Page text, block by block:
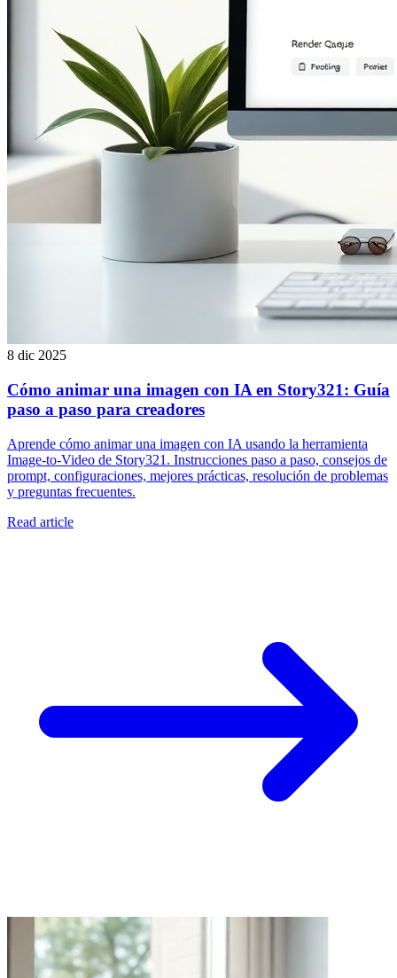
8 dic 2025
Cómo animar una imagen con IA en Story321: Guía
paso a paso para creadores
Aprende cómo animar una imagen con IA usando la herramienta
Image-to-Video de Story321. Instrucciones paso a paso, consejos de
prompt, configuraciones, mejores prácticas, resolución de problemas
y preguntas frecuentes.
Read article